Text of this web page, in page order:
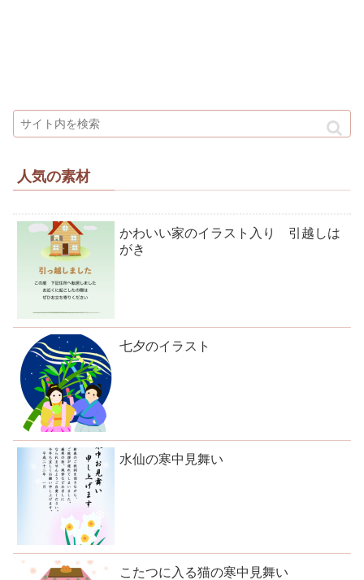
人気の素材
かわいい家のイラスト入り 引越しは
がき
七夕のイラスト
水仙の寒中見舞い
こたつに入る猫の寒中見舞い